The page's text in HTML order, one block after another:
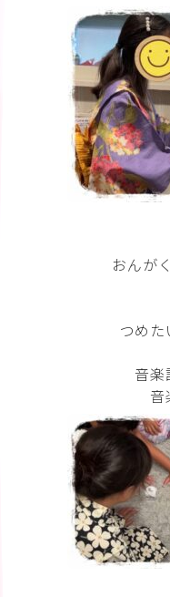
おんが
つめ
音楽
音